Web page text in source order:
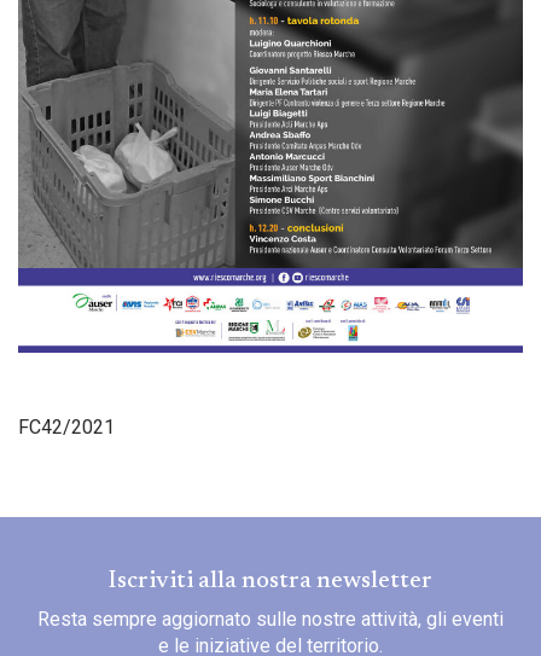
FC42/2021
Iscriviti alla nostra newsletter
Resta sempre aggiornato sulle nostre attività, gli eventi
e le iniziative del territorio.